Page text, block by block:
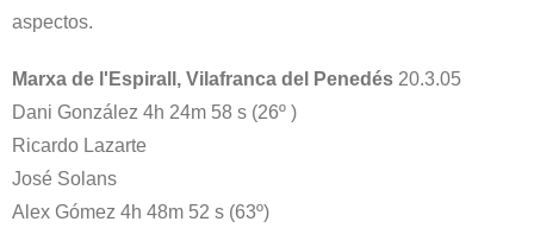
aspectos.
Marxa de l'Espirall, Vilafranca del Penedés 20.3.05
Dani González 4h 24m 58 s (26º )
Ricardo Lazarte
José Solans
Alex Gómez 4h 48m 52 s (63º)